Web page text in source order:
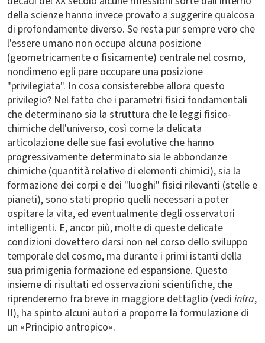
della scienze hanno invece provato a suggerire qualcosa
di profondamente diverso. Se resta pur sempre vero che
l'essere umano non occupa alcuna posizione
(geometricamente o fisicamente) centrale nel cosmo,
nondimeno egli pare occupare una posizione
"privilegiata". In cosa consisterebbe allora questo
privilegio? Nel fatto che i parametri fisici fondamentali
che determinano sia la struttura che le leggi fisico-
chimiche dell'universo, così come la delicata
articolazione delle sue fasi evolutive che hanno
progressivamente determinato sia le abbondanze
chimiche (quantità relative di elementi chimici), sia la
formazione dei corpi e dei "luoghi" fisici rilevanti (stelle e
pianeti), sono stati proprio quelli necessari a poter
ospitare la vita, ed eventualmente degli osservatori
intelligenti. E, ancor più, molte di queste delicate
condizioni dovettero darsi non nel corso dello sviluppo
temporale del cosmo, ma durante i primi istanti della
sua primigenia formazione ed espansione. Questo
insieme di risultati ed osservazioni scientifiche, che
riprenderemo fra breve in maggiore dettaglio (vedi infra,
II), ha spinto alcuni autori a proporre la formulazione di
un «Principio antropico».